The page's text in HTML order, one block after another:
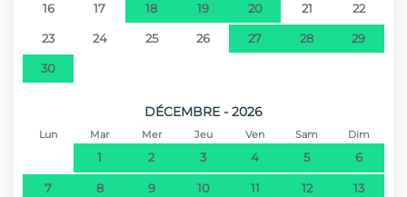
16 17 18 19 20 21 22
23 24 25 26 27 28 29
30
DÉCEMBRE - 2026
Lun Mar Mer Jeu Ven Sam Dim
1 2 3 4 5 6
7 8 9 10 11 12 13